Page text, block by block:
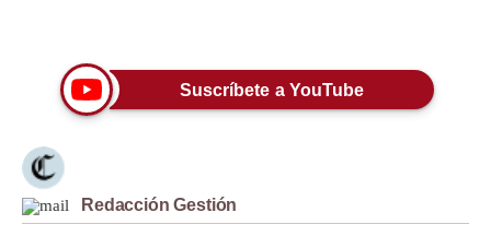
Viajes
Moda
Estilos
Mundo
Suscríbete a YouTube
Redacción Gestión